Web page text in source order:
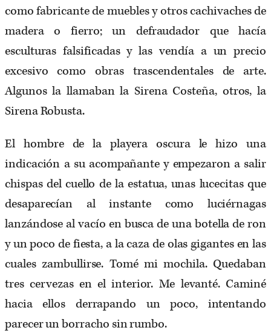
como fabricante de muebles y otros cachivaches de
madera o fierro; un defraudador que hacía
esculturas falsificadas y las vendía a un precio
excesivo como obras trascendentales de arte.
Algunos la llamaban la Sirena Costeña, otros, la
Sirena Robusta.
El hombre de la playera oscura le hizo una
indicación a su acompañante y empezaron a salir
chispas del cuello de la estatua, unas lucecitas que
desaparecían al instante como luciérnagas
lanzándose al vacío en busca de una botella de ron
y un poco de fiesta, a la caza de olas gigantes en las
cuales zambullirse. Tomé mi mochila. Quedaban
tres cervezas en el interior. Me levanté. Caminé
hacia ellos derrapando un poco, intentando
parecer un borracho sin rumbo.